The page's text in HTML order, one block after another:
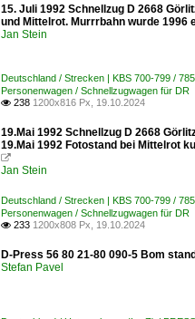
15. Juli 1992 Schnellzug D 2668
und Mittelrot. Murrrbahn wurde 1996
Jan Stein
Deutschland / Strecken | KBS 700-799 /
Personenwagen / Schnellzugwagen für
 238 1200x816 Px, 19.10.2024
19.Mai 1992 Schnellzug D 2668
19.Mai 1992 Fotostand bei Mittelrot

Jan Stein
Deutschland / Strecken | KBS 700-799 /
Personenwagen / Schnellzugwagen für
 233 1200x808 Px, 19.10.2024
D-Press 56 80 21-80 090-5 Bom
Stefan Pavel